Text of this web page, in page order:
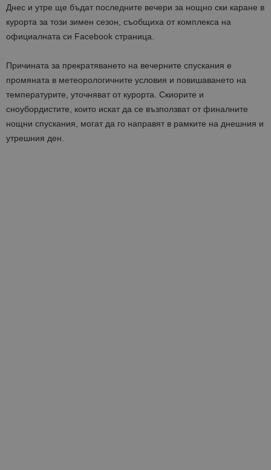
Днес и утре ще бъдат последните вечери за нощно ски каране в
курорта за този зимен сезон, съобщиха от комплекса на
официалната си Facebook страница.
Причината за прекратяването на вечерните спускания е
промяната в метеорологичните условия и повишаването на
температурите, уточняват от курорта. Скиорите и
сноубордистите, които искат да се възползват от финалните
нощни спускания, могат да го направят в рамките на днешния и
утрешния ден.